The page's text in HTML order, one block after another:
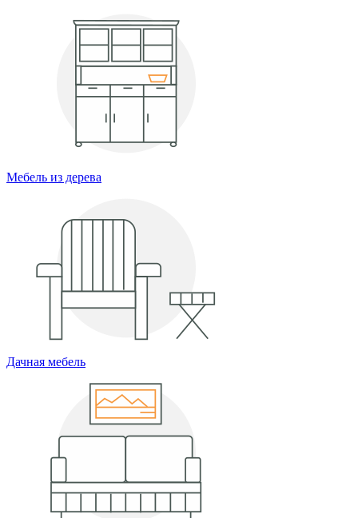
Мебель из дерева
Дачная мебель